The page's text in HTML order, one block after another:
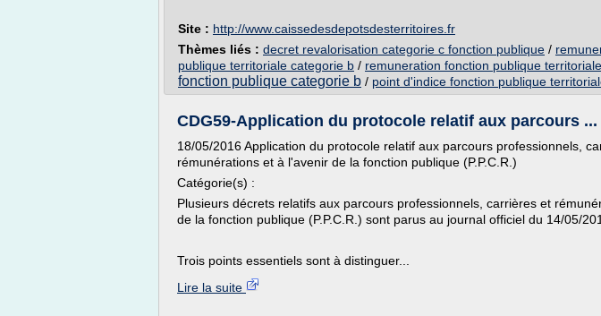
Site : http://www.caissedesdepotsdesterritoires.fr
Thèmes liés : decret revalorisation categorie c fonction publique /
publique territoriale categorie b / remuneration fonction publique
fonction publique categorie b / point d'indice fonction publique
CDG59-Application du protocole relatif aux parcours ...
18/05/2016 Application du protocole relatif aux parcours professionnels,
rémunérations et à l'avenir de la fonction publique (P.P.C.R.)
Catégorie(s) :
Plusieurs décrets relatifs aux parcours professionnels, carrières et
de la fonction publique (P.P.C.R.) sont parus au journal officiel du 14/05/
Trois points essentiels sont à distinguer...
Lire la suite